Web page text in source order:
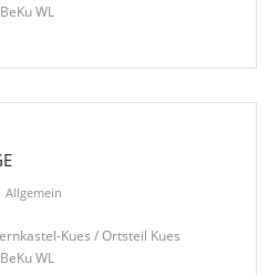
WL
Allgemein
Kues / Ortsteil Kues
WL